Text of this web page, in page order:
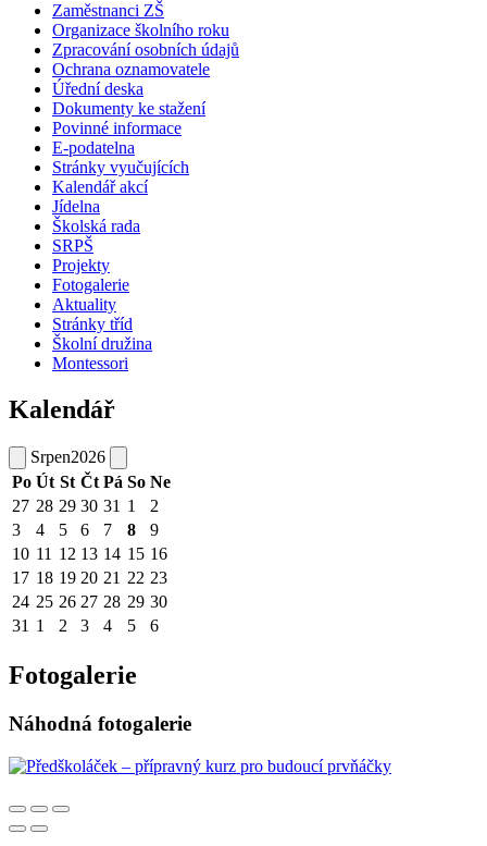
Zaměstnanci ZŠ
Organizace školního roku
Zpracování osobních údajů
Ochrana oznamovatele
Úřední deska
Dokumenty ke stažení
Povinné informace
E-podatelna
Stránky vyučujících
Kalendář akcí
Jídelna
Školská rada
SRPŠ
Projekty
Fotogalerie
Aktuality
Stránky tříd
Školní družina
Montessori
Kalendář
Srpen2026
Po Út St Čt Pá So Ne
27 28 29 30 31 1
2
3
4 5 6 7 8
9
10 11 12 13 14 15 16
17 18 19 20 21 22 23
24 25 26 27 28 29 30
31 1 2 3 4 5 6
Fotogalerie
Náhodná fotogalerie